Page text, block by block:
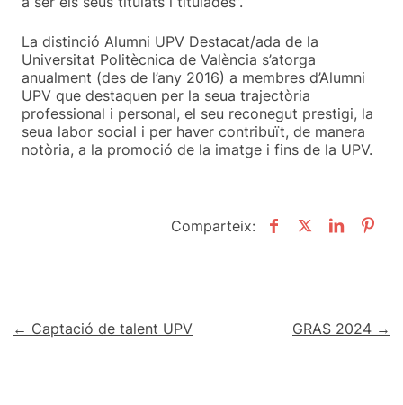
La distinció Alumni UPV Destacat/ada de la
Universitat Politècnica de València s’atorga
anualment (des de l’any 2016) a membres d’Alumni
UPV que destaquen per la seua trajectòria
professional i personal, el seu reconegut prestigi, la
seua labor social i per haver contribuït, de manera
notòria, a la promoció de la imatge i fins de la UPV.
Comparteix:
Navegació
← Captació de talent UPV GRAS 2024 →